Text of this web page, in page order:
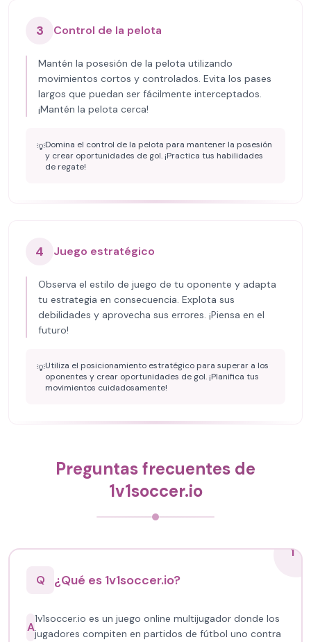
3 Control de la pelota
Mantén la posesión de la pelota utilizando
movimientos cortos y controlados. Evita los pases
largos que puedan ser fácilmente interceptados.
¡Mantén la pelota cerca!
💡Domina el control de la pelota para mantener la posesión
y crear oportunidades de gol. ¡Practica tus habilidades
de regate!
4 Juego estratégico
Observa el estilo de juego de tu oponente y adapta
tu estrategia en consecuencia. Explota sus
debilidades y aprovecha sus errores. ¡Piensa en el
futuro!
💡Utiliza el posicionamiento estratégico para superar a los
oponentes y crear oportunidades de gol. ¡Planifica tus
movimientos cuidadosamente!
Preguntas frecuentes de
1v1soccer.io
1
Q
¿Qué es 1v1soccer.io?
A
1v1soccer.io es un juego online multijugador donde los
jugadores compiten en partidos de fútbol uno contra